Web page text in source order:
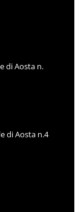
di Aosta n.
di Aosta n.4